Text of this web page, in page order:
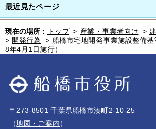
最近見たページ
現在の場所 : トップ > 産業・事業者向け >
> 開発行為 > 船橋市宅地開発事業施設整備
8年4月1日施行）
〒273-8501 千葉県船橋市湊町2-10-25
（地図・ご案内）